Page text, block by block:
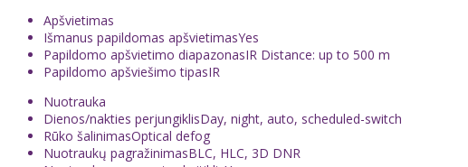
Apšvietimas
Išmanus papildomas apšvietimasYes
Papildomo apšvietimo diapazonasIR Distance: up to 500 m
Papildomo apšviešimo tipasIR
Nuotrauka
Dienos/nakties perjungiklisDay, night, auto, scheduled-switch
Rūko šalinimasOptical defog
Nuotraukų pagražinimasBLC, HLC, 3D DNR